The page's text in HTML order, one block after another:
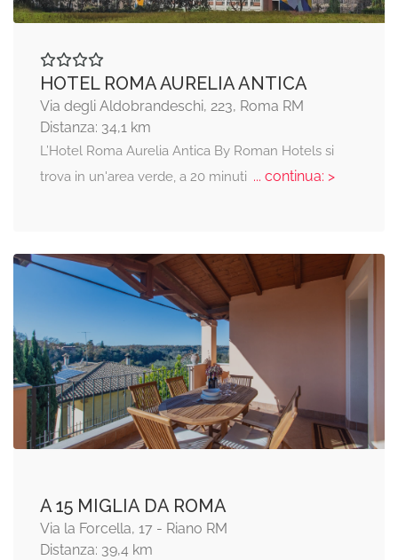
HOTEL ROMA AURELIA ANTICA
Via degli Aldobrandeschi, 223, Roma RM
Distanza: 34,1 km
L’Hotel Roma Aurelia Antica By Roman Hotels si
trova in un'area verde, a 20 minuti ... continua: >
A 15 MIGLIA DA ROMA
Via la Forcella, 17 - Riano RM
Distanza: 39,4 km